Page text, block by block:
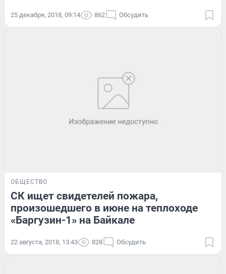
25 декабря, 2018, 09:14 862 Обсудить
ОБЩЕСТВО
СК ищет свидетелей пожара,
произошедшего в июне на теплоходе
«Баргузин-1» на Байкале
22 августа, 2018, 13:43 828 Обсудить